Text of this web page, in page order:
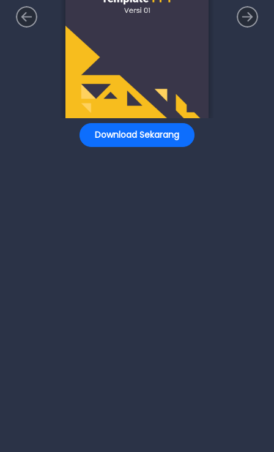
Download Sekarang